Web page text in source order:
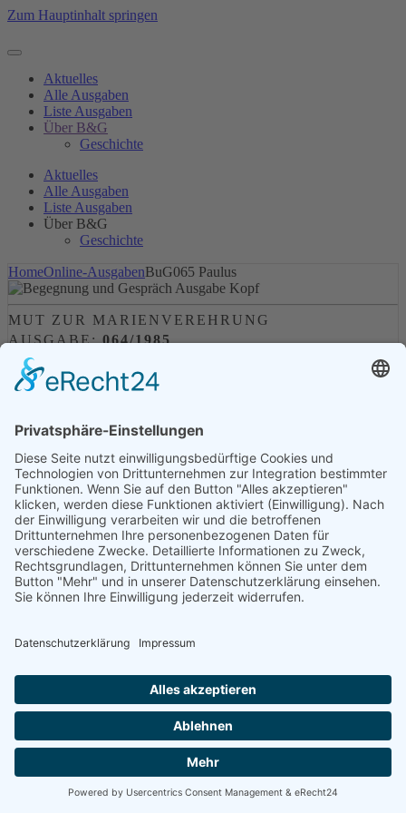
Zum Hauptinhalt springen
Aktuelles
Alle Ausgaben
Liste Ausgaben
Über B&G
Geschichte
Aktuelles
Alle Ausgaben
Liste Ausgaben
Über B&G
Geschichte
HomeOnline-AusgabenBuG065 Paulus
MUT ZUR MARIENVEREHRUNG
AUSGABE:064/1985
Leserkommentare (0)
Ausgabe als PDF
Mut zur Marienverehrung
Anthropologische und glaubensmäßige Zugänge
zur heilsgeschichtlichen Bedeutung Marias
Karl Rahner
als PDF herunterladen
Gruber-Kalender
Datenschutz
Im Auftrag des Evangelischen Landeskirchenamtes Bayern und des